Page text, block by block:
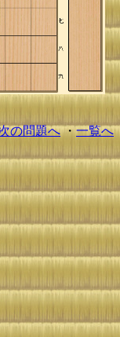
の問題へ・一覧へ